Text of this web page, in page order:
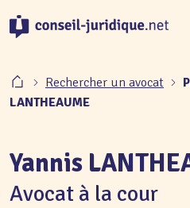
Rechercher un avocat
LANTHEAUME
Yannis
Avocat à la cour